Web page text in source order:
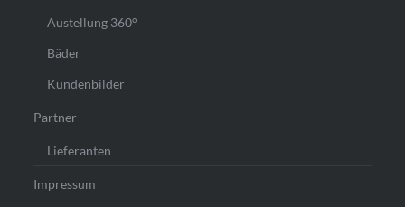
Austellung 360°
Bäder
Kundenbilder
Partner
Lieferanten
Impressum